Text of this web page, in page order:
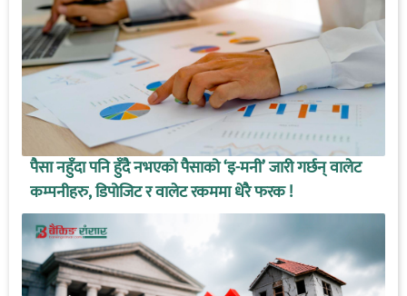
पैसा नहुँदा पनि हुँदै नभएको पैसाको ‘इ-मनी’ जारी गर्छन् वालेट
कम्पनीहरु, डिपोजिट र वालेट रकममा धेरै फरक !